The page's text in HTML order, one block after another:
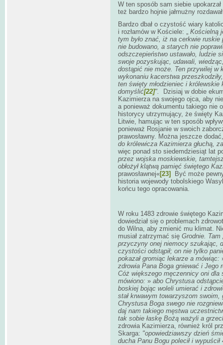
W ten sposób sam siebie
też bardzo hojnie jałmużny
Bardzo dbał o czystość wiary
i rozłamów w Kościele: „ Kościelną
tym było znać, iż na cerkwie ruskie
nie budowano, a starych nie
odszczepieństwo ustawało, ludzie
swoje pozyskując, udawali,
dostąpić nie może. Ten przywilej w
wykonaniu kacerstwa
ten święty młodzieniec i królewskie
domyślić[22]".
Dzisiaj w dobie
Kazimierza na swojego ojca, aby
a ponieważ dokumentu takiego nie
historycy utrzymujący, że święty
Litwie, hamując w ten sposób
ponieważ Rosjanie w swoich
prawosławny. Można jeszcze
do królewicza Kazimierza głuchą,
więc ponad sto siedemdziesiąt lat
przez wojska moskiewskie,
obłożył klątwą pamięć świętego
prawosławnej«[23] Być może
historia wojewody tobolskiego
końcu tego opracowania.
W roku 1483 zdrowie świętego
dowiedział się o problemach
do Wilna, aby zmienić mu klimat.
musiał zatrzymać się Grodnie. Tam
przyczyny onej niemocy szukając,
czystości odstąpił; on nie tylko
pokazał gromiąc lekarze a mówiąc:
zdrowia Pana Boga gniewać i Jego
Cóż większego męczennicy oni dla
mówiono: » abo Chrystusa
boskiej bojąc woleli umierać i
stał krwawym towarzyszom
Chrystusa Boga swego nie
daj nam takiego męstwa
tak sobie łaskę Bożą ważyli a
zdrowia Kazimierza, również król
Skarga: "opowiedziawszy dzień
ducha Panu Bogu polecił i